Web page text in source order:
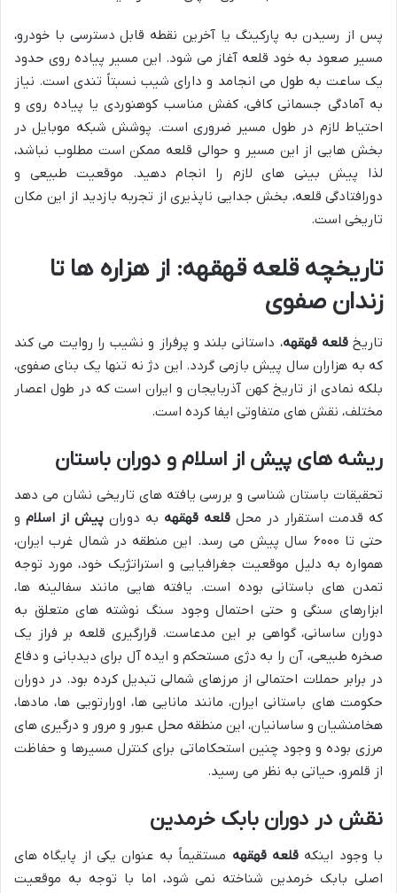
پس از رسیدن به پارکینگ یا آخرین نقطه قابل دسترسی با خودرو،
مسیر صعود به خود قلعه آغاز می شود. این مسیر پیاده روی حدود
یک ساعت به طول می انجامد و دارای شیب نسبتاً تندی است. نیاز
به آمادگی جسمانی کافی، کفش مناسب کوهنوردی یا پیاده روی و
احتیاط لازم در طول مسیر ضروری است. پوشش شبکه موبایل در
بخش هایی از این مسیر و حوالی قلعه ممکن است مطلوب نباشد،
لذا پیش بینی های لازم را انجام دهید. موقعیت طبیعی و
دورافتادگی قلعه، بخش جدایی ناپذیری از تجربه بازدید از این مکان
تاریخی است.
تاریخچه قلعه قهقهه: از هزاره ها تا
زندان صفوی
تاریخقلعه قهقهه، داستانی بلند و پرفراز و نشیب را روایت می کند
که به هزاران سال پیش بازمی گردد. این دژ نه تنها یک بنای صفوی،
بلکه نمادی از تاریخ کهن آذربایجان و ایران است که در طول اعصار
مختلف، نقش های متفاوتی ایفا کرده است.
ریشه های پیش از اسلام و دوران باستان
تحقیقات باستان شناسی و بررسی یافته های تاریخی نشان می دهد
که قدمت استقرار در محل قلعه قهقهه به دوران پیش از اسلام و
حتی تا ۶۰۰۰ سال پیش می رسد. این منطقه در شمال غرب ایران،
همواره به دلیل موقعیت جغرافیایی و استراتژیک خود، مورد توجه
تمدن های باستانی بوده است. یافته هایی مانند سفالینه ها،
ابزارهای سنگی و حتی احتمال وجود سنگ نوشته های متعلق به
دوران ساسانی، گواهی بر این مدعاست. قرارگیری قلعه بر فراز یک
صخره طبیعی، آن را به دژی مستحکم و ایده آل برای دیدبانی و دفاع
در برابر حملات احتمالی از مرزهای شمالی تبدیل کرده بود. در دوران
حکومت های باستانی ایران، مانند مانایی ها، اورارتویی ها، مادها،
هخامنشیان و ساسانیان، این منطقه محل عبور و مرور و درگیری های
مرزی بوده و وجود چنین استحکاماتی برای کنترل مسیرها و حفاظت
از قلمرو، حیاتی به نظر می رسید.
نقش در دوران بابک خرمدین
با وجود اینکهقلعه قهقهه مستقیماً به عنوان یکی از پایگاه های
اصلی بابک خرمدین شناخته نمی شود، اما با توجه به موقعیت